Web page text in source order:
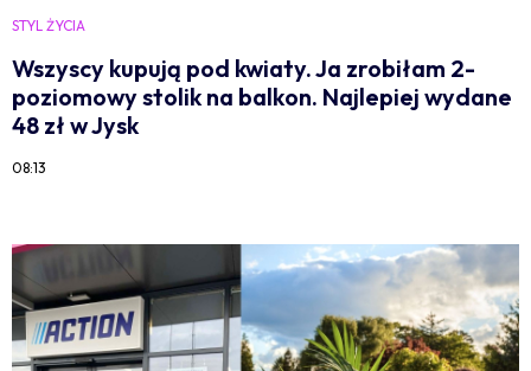
STYL ŻYCIA
Wszyscy kupują pod kwiaty. Ja zrobiłam 2-
poziomowy stolik na balkon. Najlepiej wydane
48 zł w Jysk
08:13